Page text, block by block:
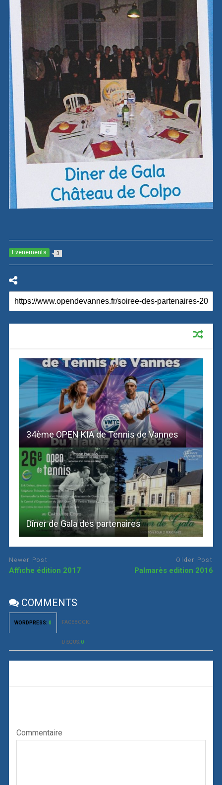
Evenements 3
34ème OPEN KIA de Tennis de Vannes
Dîner de Gala des partenaires
Newer Post
Affiche édition 2017
Older Post
Palmarès edition 2016
COMMENTS
WORDPRESS: 0 FACEBOOK:
DISQUS: 0
Commentaire